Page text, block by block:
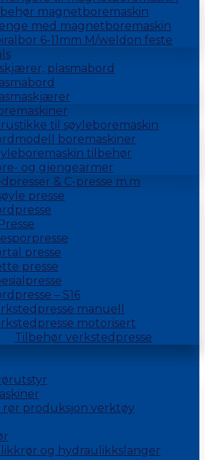
magnetboremaskin
med magnetboremaskin
6-11mm M/weldon feste
plasmabord
til søyleboremaskin
boremaskiner
tilbehør
og gjengearmer
& C-presse m.m
presse
presse
presse
– S16
manuell
motorisert
Tilbehør verkstedpresse
rør produksjon verktøy
og hydraulikkslanger